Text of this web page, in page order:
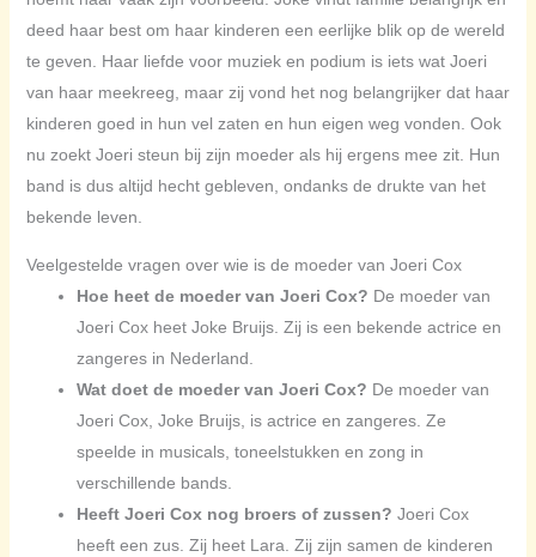
deed haar best om haar kinderen een eerlijke blik op de wereld
te geven. Haar liefde voor muziek en podium is iets wat Joeri
van haar meekreeg, maar zij vond het nog belangrijker dat haar
kinderen goed in hun vel zaten en hun eigen weg vonden. Ook
nu zoekt Joeri steun bij zijn moeder als hij ergens mee zit. Hun
band is dus altijd hecht gebleven, ondanks de drukte van het
bekende leven.
Veelgestelde vragen over wie is de moeder van Joeri Cox
Hoe heet de moeder van Joeri Cox? De moeder van
Joeri Cox heet Joke Bruijs. Zij is een bekende actrice en
zangeres in Nederland.
Wat doet de moeder van Joeri Cox? De moeder van
Joeri Cox, Joke Bruijs, is actrice en zangeres. Ze
speelde in musicals, toneelstukken en zong in
verschillende bands.
Heeft Joeri Cox nog broers of zussen? Joeri Cox
heeft een zus. Zij heet Lara. Zij zijn samen de kinderen